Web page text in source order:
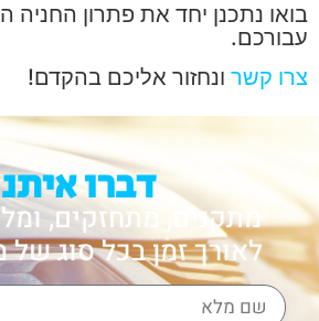
בואו נתכנן יחד את פתרון החניה
עבורכם.
צרו קשר ונחזור אליכם בהקדם!
דברו
מתקנים, מתחזקים,
לאורך זמן בכל סוג של